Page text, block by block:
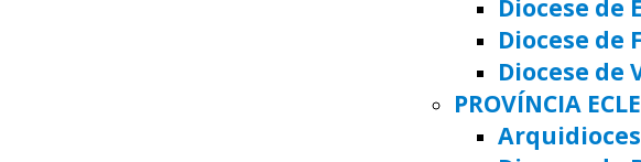
Diocese de
Diocese de
Diocese de
PROVÍNCIA